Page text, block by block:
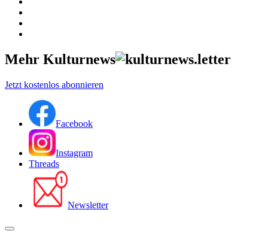
Mehr Kulturnews
Jetzt kostenlos abonnieren
Facebook
Instagram
Threads
Newsletter